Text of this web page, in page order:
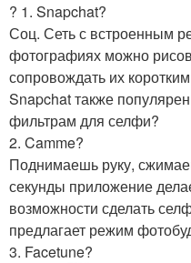
? 1. Snapchat?
Соц. Сеть с встроенным
фотографиях можно
сопровождать их
Snapchat также
фильтрам для селфи?
2. Camme?
Поднимаешь руку,
секунды приложение
возможности сделать
предлагает режим
3. Facetune?